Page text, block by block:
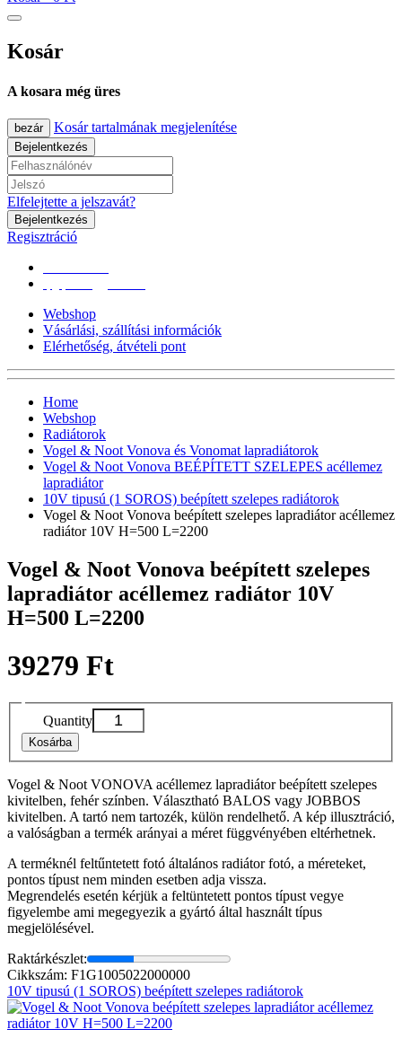
Kosár
A kosara még üres
bezár Kosár tartalmának megjelenítése
Bejelentkezés
Elfelejtette a jelszavát?
Bejelentkezés
Regisztráció
Webshop
Vásárlási, szállítási információk
Elérhetőség, átvételi pont
Home
Webshop
Radiátorok
Vogel & Noot Vonova és Vonomat lapradiátorok
Vogel & Noot Vonova BEÉPÍTETT SZELEPES acéllemez
lapradiátor
10V tipusú (1 SOROS) beépített szelepes radiátorok
Vogel & Noot Vonova beépített szelepes lapradiátor acéllemez
radiátor 10V H=500 L=2200
Vogel & Noot Vonova beépített szelepes
lapradiátor acéllemez radiátor 10V
H=500 L=2200
39279 Ft
Quantity
Kosárba
Vogel & Noot VONOVA acéllemez lapradiátor beépített szelepes
kivitelben, fehér színben. Választható BALOS vagy JOBBOS
kivitelben. A tartó nem tartozék, külön rendelhető. A kép illusztráció,
a valóságban a termék arányai a méret függvényében eltérhetnek.
A terméknél feltűntetett fotó általános radiátor fotó, a méreteket,
pontos típust nem minden esetben adja vissza.
Megrendelés esetén kérjük a feltüntetett pontos típust vegye
figyelembe ami megegyezik a gyártó által használt típus
megjelölésével.
Raktárkészlet:
Cikkszám: F1G1005022000000
10V tipusú (1 SOROS) beépített szelepes radiátorok